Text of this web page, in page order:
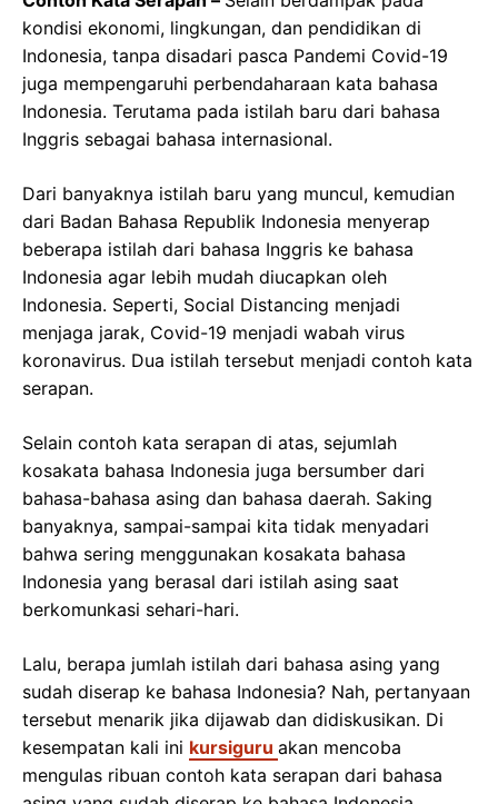
kondisi ekonomi, lingkungan, dan pendidikan di
Indonesia, tanpa disadari pasca Pandemi Covid-19
juga mempengaruhi perbendaharaan kata bahasa
Indonesia. Terutama pada istilah baru dari bahasa
Inggris sebagai bahasa internasional.
Dari banyaknya istilah baru yang muncul, kemudian
dari Badan Bahasa Republik Indonesia menyerap
beberapa istilah dari bahasa Inggris ke bahasa
Indonesia agar lebih mudah diucapkan oleh
Indonesia. Seperti, Social Distancing menjadi
menjaga jarak, Covid-19 menjadi wabah virus
koronavirus. Dua istilah tersebut menjadi contoh kata
serapan.
Selain contoh kata serapan di atas, sejumlah
kosakata bahasa Indonesia juga bersumber dari
bahasa-bahasa asing dan bahasa daerah. Saking
banyaknya, sampai-sampai kita tidak menyadari
bahwa sering menggunakan kosakata bahasa
Indonesia yang berasal dari istilah asing saat
berkomunkasi sehari-hari.
Lalu, berapa jumlah istilah dari bahasa asing yang
sudah diserap ke bahasa Indonesia? Nah, pertanyaan
tersebut menarik jika dijawab dan didiskusikan. Di
kesempatan kali ini kursiguru akan mencoba
mengulas ribuan contoh kata serapan dari bahasa